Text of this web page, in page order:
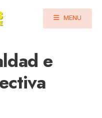
MENU
e